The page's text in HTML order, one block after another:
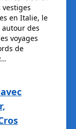
vestiges
en Italie, le
des
voyages
de